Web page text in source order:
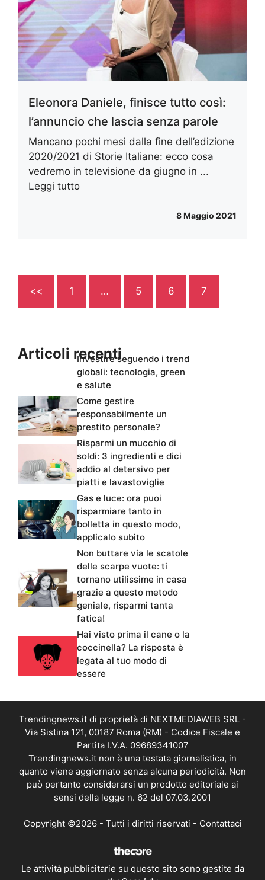
Eleonora Daniele, finisce tutto così:
l’annuncio che lascia senza parole
Mancano pochi mesi dalla fine dell’edizione
2020/2021 di Storie Italiane: ecco cosa
vedremo in televisione da giugno in ...
Leggi tutto
8 Maggio 2021
<< 1 … 5 6 7
Articoli recentiInvestire seguendo i trend
globali: tecnologia, green
e salute
Come gestire
responsabilmente un
prestito personale?
Risparmi un mucchio di
soldi: 3 ingredienti e dici
addio al detersivo per
piatti e lavastoviglie
Gas e luce: ora puoi
risparmiare tanto in
bolletta in questo modo,
applicalo subito
Non buttare via le scatole
delle scarpe vuote: ti
tornano utilissime in casa
grazie a questo metodo
geniale, risparmi tanta
fatica!
Hai visto prima il cane o la
coccinella? La risposta è
legata al tuo modo di
essere
Trendingnews.it di proprietà di NEXTMEDIAWEB SRL -
Via Sistina 121, 00187 Roma (RM) - Codice Fiscale e
Partita I.V.A. 09689341007
Trendingnews.it non è una testata giornalistica, in
quanto viene aggiornato senza alcuna periodicità. Non
può pertanto considerarsi un prodotto editoriale ai
sensi della legge n. 62 del 07.03.2001
Copyright ©2026 - Tutti i diritti riservati - Contattaci
Le attività pubblicitarie su questo sito sono gestite da